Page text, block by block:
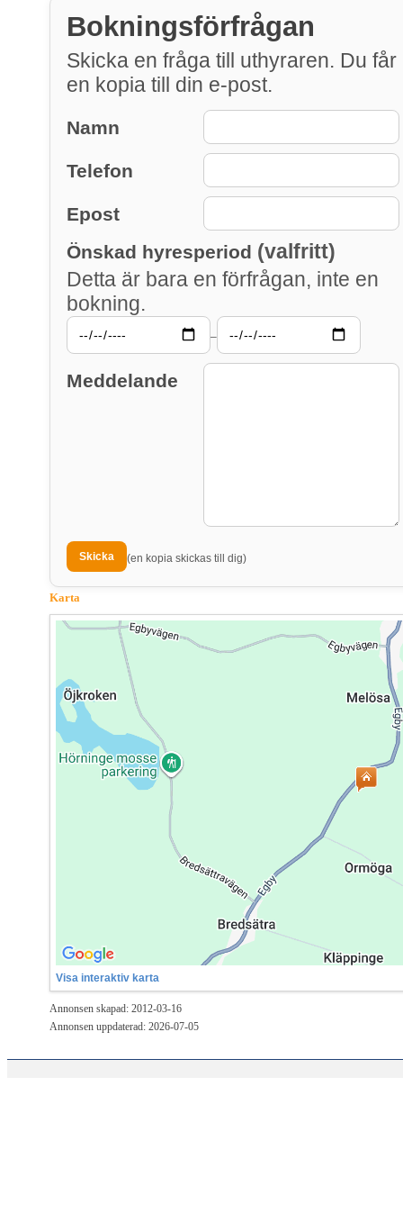
Bokningsförfrågan
Skicka en fråga till uthyraren. Du får
en kopia till din e-post.
Namn
Telefon
Epost
Önskad hyresperiod (valfritt)
Detta är bara en förfrågan, inte en
bokning.
–
Meddelande
(en kopia skickas till dig)
Karta
Visa interaktiv karta
Annonsen skapad: 2012-03-16
Annonsen uppdaterad: 2026-07-05